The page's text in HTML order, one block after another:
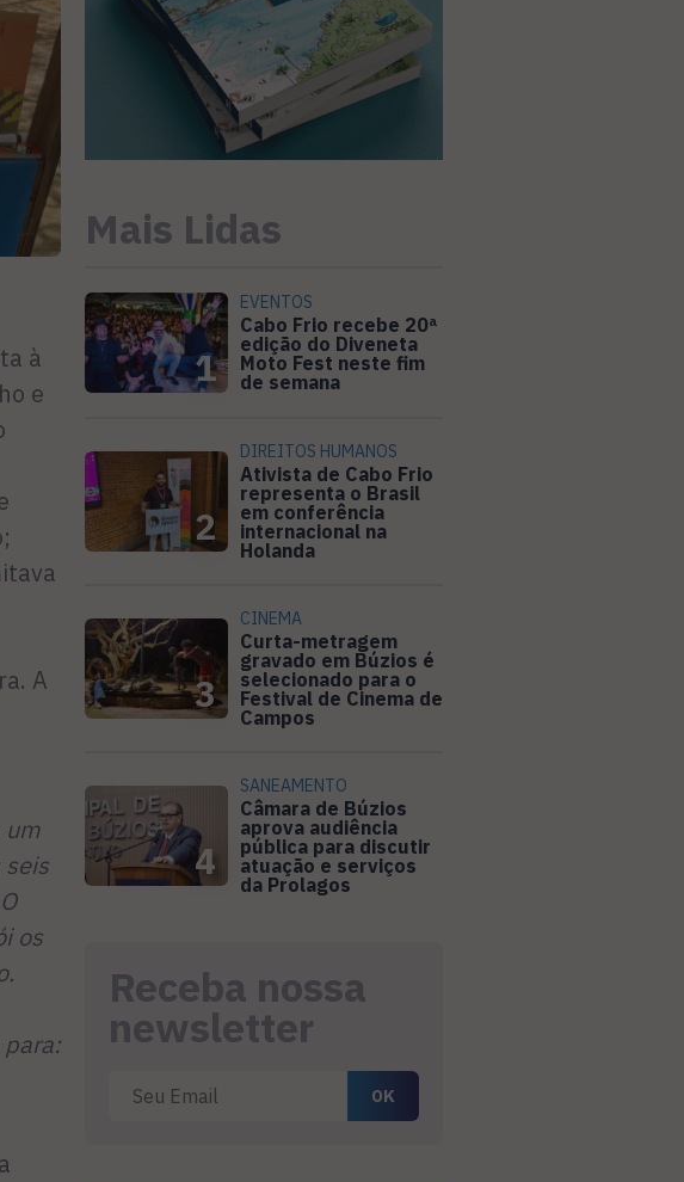
à
e
A
um
os
Mais Lidas
1
EVENTOS
Cabo Frio recebe 20ª
edição do Diveneta
Moto Fest neste fim
de semana
2
DIREITOS HUMANOS
Ativista de Cabo Frio
representa o Brasil
em conferência
internacional na
Holanda
3
CINEMA
Curta-metragem
gravado em Búzios é
selecionado para o
Festival de Cinema de
Campos
4
SANEAMENTO
Câmara de Búzios
aprova audiência
pública para discutir
atuação e serviços
da Prolagos
Receba nossa
newsletter